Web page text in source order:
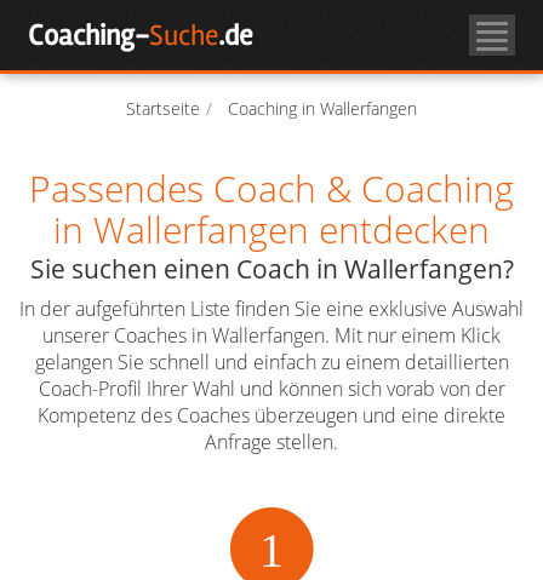
Coaching-Suche.de
Startseite Coaching in Wallerfangen
Passendes Coach & Coaching
in Wallerfangen entdecken
Sie suchen einen Coach in Wallerfangen?
In der aufgeführten Liste finden Sie eine exklusive Auswahl
unserer Coaches in Wallerfangen. Mit nur einem Klick
gelangen Sie schnell und einfach zu einem detaillierten
Coach-Profil Ihrer Wahl und können sich vorab von der
Kompetenz des Coaches überzeugen und eine direkte
Anfrage stellen.
1
Coachsuche
Über Coaching
Coach-Login
Als Coach registrieren